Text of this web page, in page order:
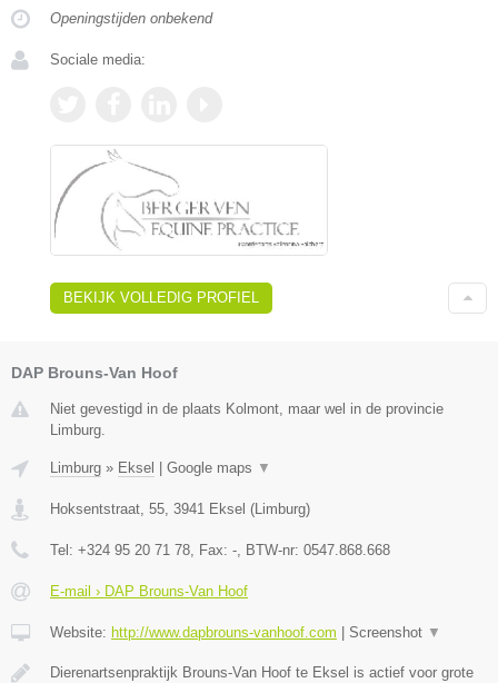
Openingstijden onbekend
Sociale media:
BEKIJK VOLLEDIG PROFIEL
DAP Brouns-Van Hoof
Niet gevestigd in de plaats Kolmont, maar wel in de provincie
Limburg.
Limburg » Eksel Google maps ▼
Hoksentstraat, 55 3941 Eksel ( Limburg)
Tel: +324 95 20 71 78 , Fax: - , BTW-nr: 0547.868.668
E-mail › DAP Brouns-Van Hoof
Website: http://www.dapbrouns-vanhoof.com Screenshot ▼
Dierenartsenpraktijk Brouns-Van Hoof te Eksel is actief voor grote